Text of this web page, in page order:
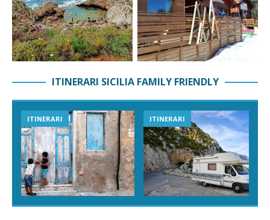
ITINERARI SICILIA FAMILY FRIENDLY
ITINERARI ITINERARI